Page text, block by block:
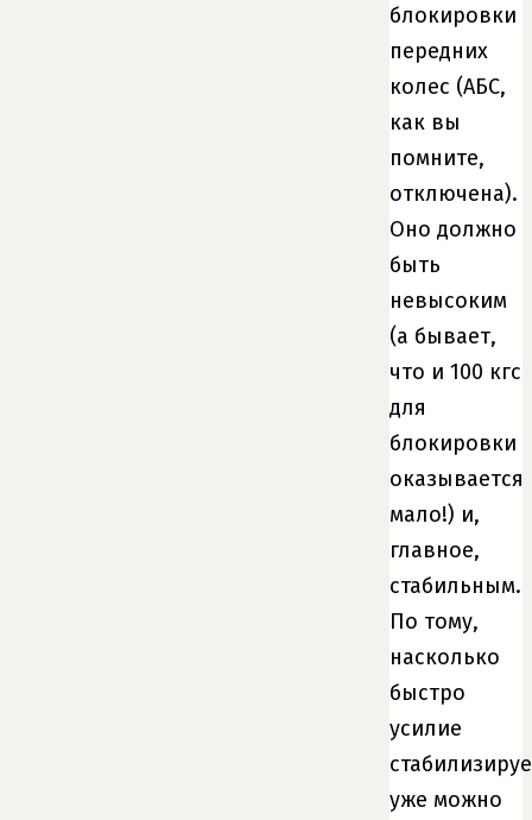
блокировки
передних
колес (АБС,
как вы
помните,
отключена).
Оно должно
быть
невысоким
(а бывает,
что и 100 кгс
для
блокировки
оказывается
мало!) и,
главное,
стабильным.
По тому,
насколько
быстро
усилие
уже можно